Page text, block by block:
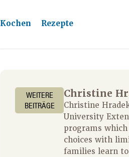
Kochen Rezepte
WEITERE
BEITRÄGE
Christine
Christine
University
programs
choices with
families learn